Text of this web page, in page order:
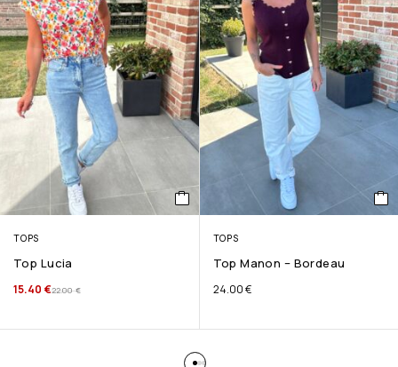
TOPS
Top Lucia
22.00€
15.40 €
TOPS
Top Manon – Bordeau
24.00€